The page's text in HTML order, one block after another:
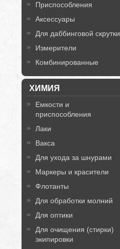
Приспособления
Аксессуары
Для даббинговой скрутки
Измерители
Комбинированные
ХИМИЯ
Емкости и
приспособления
Лаки
Вакса
Для ухода за шнурами
Маркеры и красители
Флотанты
Для обработки молний
Для оптики
Для очищения (стирки)
экипировки